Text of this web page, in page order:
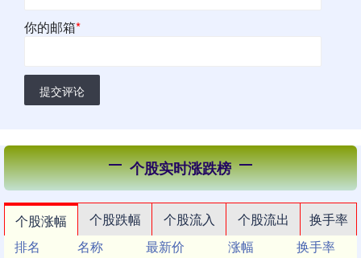
你的邮箱*
提交评论
个股实时涨跌榜
个股涨幅 个股跌幅 个股流入 个股流出
换手率
排名
名称 最新价 涨幅
换手率